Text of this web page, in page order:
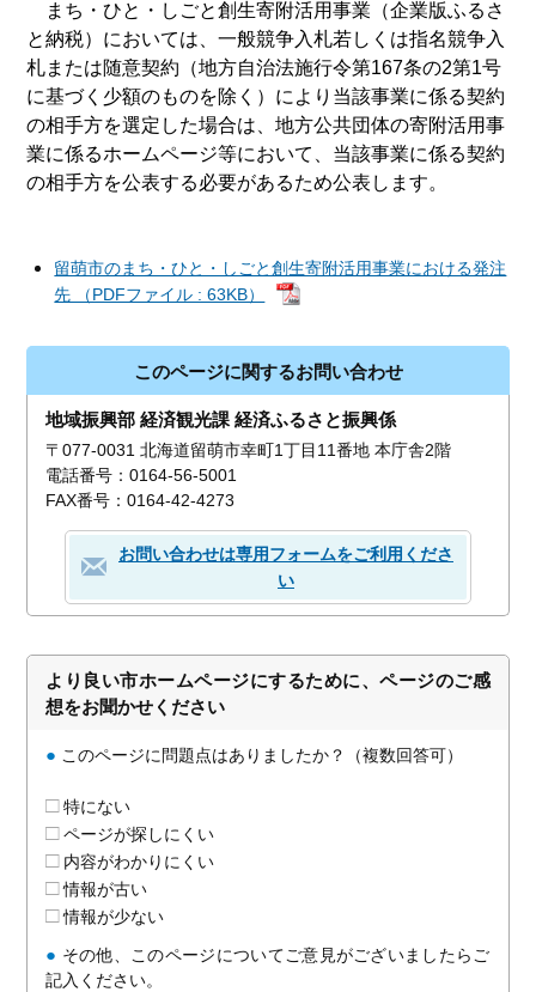
まち・ひと・しごと創生寄附活用事業（企業版ふるさ
と納税）においては、一般競争入札若しくは指名競争入
札または随意契約（地方自治法施行令第167条の2第1号
に基づく少額のものを除く）により当該事業に係る契約
の相手方を選定した場合は、地方公共団体の寄附活用事
業に係るホームページ等において、当該事業に係る契約
の相手方を公表する必要があるため公表します。
留萌市のまち・ひと・しごと創生寄附活用事業における発注
先 （PDFファイル : 63KB）
このページに関するお問い合わせ
地域振興部 経済観光課 経済ふるさと振興係
〒077-0031 北海道留萌市幸町1丁目11番地 本庁舎2階
電話番号：0164-56-5001
FAX番号：0164-42-4273
お問い合わせは専用フォームをご利用くださ
い
より良い市ホームページにするために、ページのご感
想をお聞かせください
● このページに問題点はありましたか？（複数回答可）
特にない
ページが探しにくい
内容がわかりにくい
情報が古い
情報が少ない
● その他、このページについてご意見がございましたらご
記入ください。